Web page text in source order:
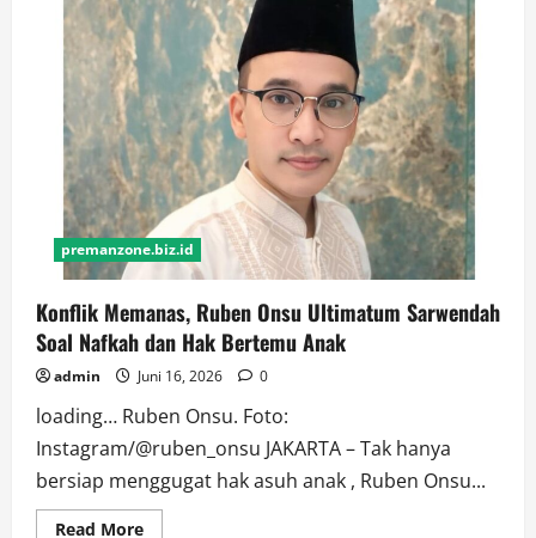
premanzone.biz.id
Konflik Memanas, Ruben Onsu Ultimatum Sarwendah
Soal Nafkah dan Hak Bertemu Anak
admin Juni 16, 2026 0
loading… Ruben Onsu. Foto:
Instagram/@ruben_onsu JAKARTA – Tak hanya
bersiap menggugat hak asuh anak , Ruben Onsu...
Read MoreRead